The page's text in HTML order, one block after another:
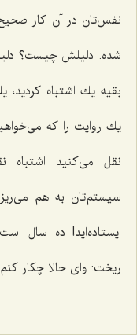
نفس‌تان در آن كار
شده. دلیلش چیست؟
بقیه یك اشتباه كردید،
یك روایت را كه
نقل می‌كنید اشتباه
سیستم‌تان به هم
ایستاده‌اید! ده سال
ریخت: وای حالا چكار